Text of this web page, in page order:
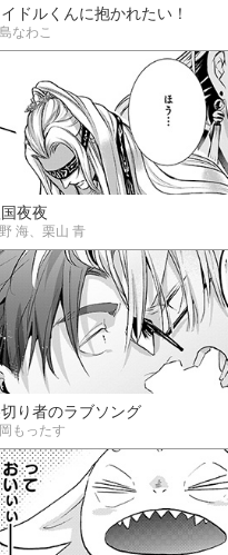
ドルくんに抱かれたい！
なわこ
夜夜
海、栗山 青
り者のラブソング
もったす
10月
WED THU FRI SAT
1 2
3
7
8 9
10
14
15 16
17
21
22 23
24
28